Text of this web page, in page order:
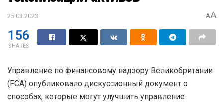
25.03.2023 AA
156
SHARES
Управление по финансовому надзору Великобритании
(FCA) опубликовало дискуссионный документ о
способах, которые могут улучшить управление